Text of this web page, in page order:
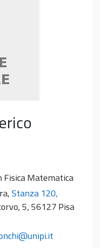
Fisica Matematica
,Stanza 120,
5, 56127 Pisa